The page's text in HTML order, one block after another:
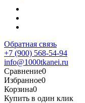
Обратная связь
+7 (900) 568-54-94
info@1000tkanei.ru
Сравнение0
Избранное0
Корзина0
Купить в один клик